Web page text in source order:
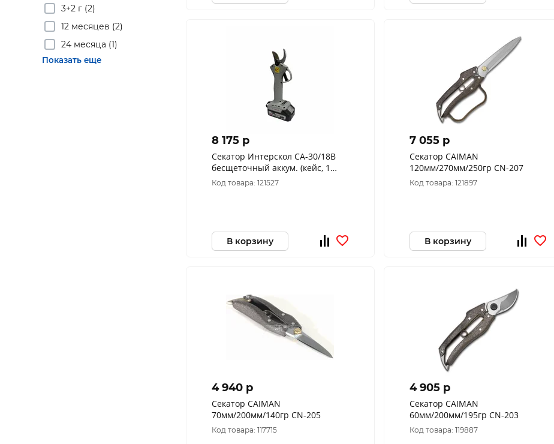
3+2 г (2)
12 месяцев (2)
24 месяца (1)
Показать еще
8 175 p
Секатор Интерскол СА-30/18В
бесщеточный аккум. (кейс, 1
аккум. 2,0Ач, ЗУ) 775.2.1.70
Код товара: 121527
В корзину
7 055 p
Секатор CAIMAN
120мм/270мм/250гр СN-207
Код товара: 121897
В корзину
4 940 p
Секатор CAIMAN
70мм/200мм/140гр СN-205
Код товара: 117715
4 905 p
Секатор CAIMAN
60мм/200мм/195гр СN-203
Код товара: 119887